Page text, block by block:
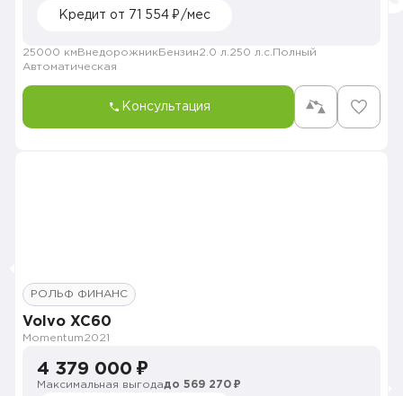
Кредит от 71 554 ₽/мес
25000 км Внедорожник Бензин2.0 л. 250 л.с. Полный
Автоматическая
Консультация
РОЛЬФ ФИНАНС
Volvo XC60
Momentum2021
4 379 000 ₽
Максимальная выгодадо 569 270 ₽